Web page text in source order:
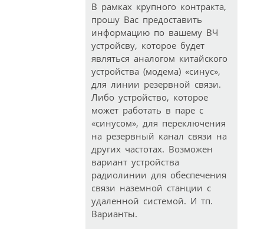
В рамках крупного контракта,
прошу Вас предоставить
информацию по вашему ВЧ
устройсву, которое будет
являться аналогом китайского
устройства (модема) «синус»,
для линии резервной связи.
Либо устройство, которое
может работать в паре с
«синусом», для переключения
на резервный канал связи на
других частотах. Возможен
вариант устройства
радиолинии для обеспечения
связи наземной станции с
удаленной системой. И тп.
Варианты.